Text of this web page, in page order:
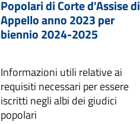
Popolari di Corte d'Assise di
Appello anno 2023 per
biennio 2024-2025
Informazioni utili relative ai
requisiti necessari per essere
iscritti negli albi dei giudici
popolari